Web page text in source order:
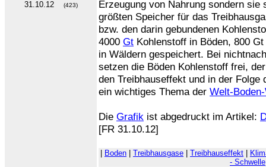
31.10.12 (423)
Erzeugung von Nahrung sondern sie
größten Speicher für das
bzw. den darin gebundenen
4000 Gt Kohlenstoff in Böden, 800
in Wäldern gespeichert. Bei
setzen die Böden Kohlenstoff frei,
den Treibhauseffekt und in der
ein wichtiges Thema der Welt-
Die Grafik ist abgedruckt im Artikel:
[FR 31.10.12]
Boden Treibhausgase Treibhauseffekt
- Schwelle